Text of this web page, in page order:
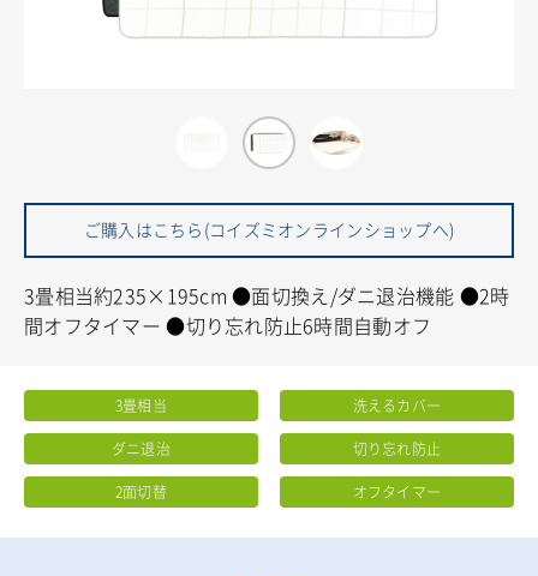
ご購入はこちら(コイズミオンラインショップへ)
3畳相当約235×195cm ●面切換え/ダニ退治機能 ●2時
間オフタイマー ●切り忘れ防止6時間自動オフ
3畳相当 洗えるカバー
ダニ退治 切り忘れ防止
2面切替 オフタイマー